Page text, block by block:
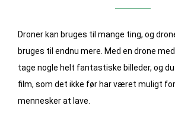
Droner kan bruges til mange ting, og
bruges til endnu mere. Med en drone
tage nogle helt fantastiske billeder, og
film, som det ikke før har været muligt
mennesker at lave.